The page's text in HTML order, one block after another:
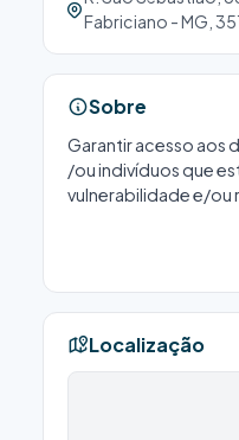
Fabriciano - MG,
Sobre
Garantir acesso aos
/ou indivíduos que
vulnerabilidade e/ou
Localização